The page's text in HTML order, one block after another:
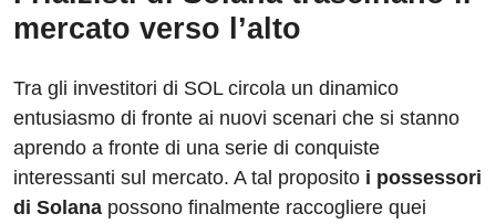
mercato verso l’alto
Tra gli investitori di SOL circola un dinamico
entusiasmo di fronte ai nuovi scenari che si stanno
aprendo a fronte di una serie di conquiste
interessanti sul mercato. A tal proposito i possessori
di Solana possono finalmente raccogliere quei